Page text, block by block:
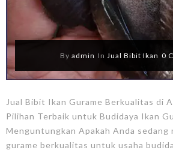
By admin In Jual Bibit Ikan 0
Jual Bibit Ikan Gurame Berkualitas di
Pilihan Terbaik untuk Budidaya Ikan
Menguntungkan Apakah Anda sedang
gurame berkualitas untuk usaha